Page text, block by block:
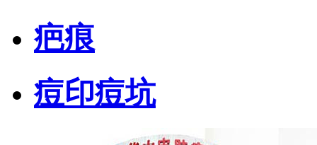
疤痕
痘印痘坑